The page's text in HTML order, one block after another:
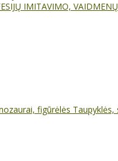
IMITAVIMO,
figūrėlės Taupyklės,